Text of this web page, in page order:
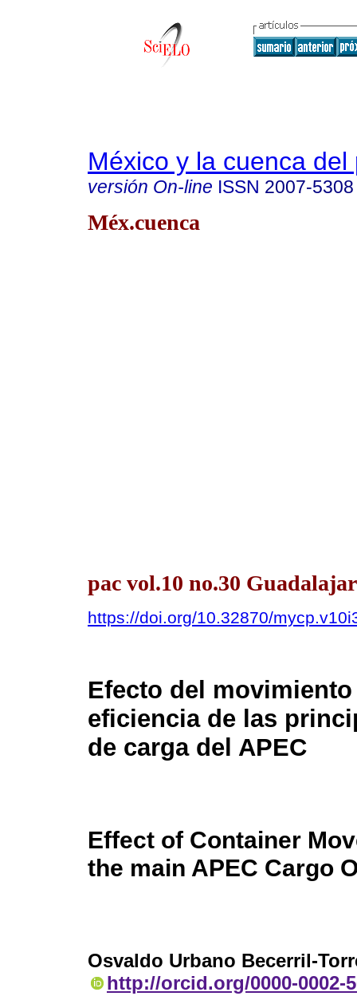
México y la cuenca del
versión On-line ISSN 2007-5308
Méx.cuenca
pac vol.10 no.30
https://doi.org/10.32870/
Efecto del
eficiencia de las
de carga del APEC
Effect of Container
the main APEC Cargo
Osvaldo Urbano Becerril-
http://orcid.org/0000-0002-